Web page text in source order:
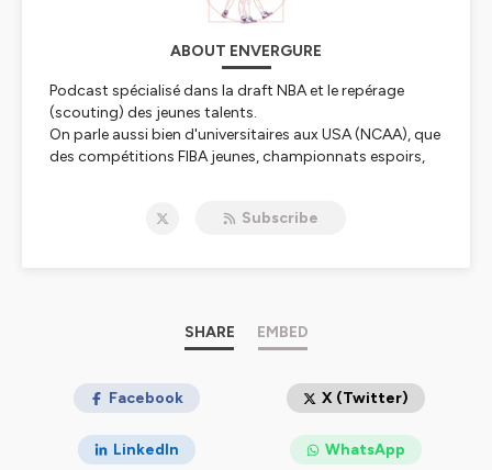
ABOUT ENVERGURE
Podcast spécialisé dans la draft NBA et le repérage
(scouting) des jeunes talents.
On parle aussi bien d'universitaires aux USA (NCAA), que
des compétitions FIBA jeunes, championnats espoirs,
Hébergé par Ausha. Visitez ausha.co/politique-de-
Subscribe
SHARE EMBED
Facebook X (Twitter)
LinkedIn WhatsApp